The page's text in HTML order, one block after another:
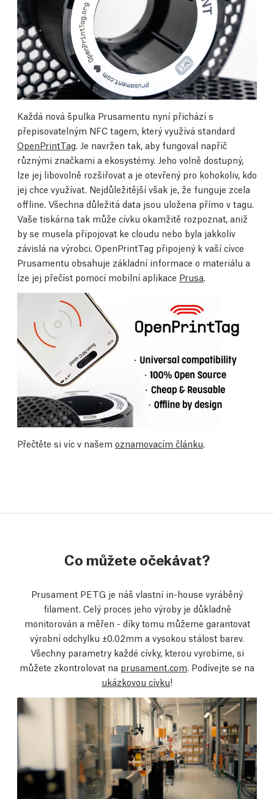
Každá nová špulka Prusamentu nyní přichází s
přepisovatelným NFC tagem, který využívá standard
OpenPrintTag . Je navržen tak, aby fungoval napříč
různými značkami a ekosystémy. Jeho volně dostupný,
lze jej libovolně rozšiřovat a je otevřený pro kohokoliv, kdo
jej chce využívat. Nejdůležitější však je, že funguje zcela
offline. Všechna důležitá data jsou uložena přímo v tagu.
Vaše tiskárna tak může cívku okamžitě rozpoznat, aniž
by se musela připojovat ke cloudu nebo byla jakkoliv
závislá na výrobci. OpenPrintTag připojený k vaší cívce
Prusamentu obsahuje základní informace o materiálu a
lze jej přečíst pomocí mobilní aplikace Prusa
Přečtěte si víc v našem oznamovacím článku
Co můžete očekávat?
Prusament PETG je náš vlastní in-house vyráběný
filament. Celý proces jeho výroby je důkladně
monitorován a měřen - díky tomu můžeme garantovat
výrobní odchylku ±0.02mm a vysokou stálost barev.
Všechny parametry každé cívky, kterou vyrobíme, si
můžete zkontrolovat na prusament.com . Podívejte se na
ukázkovou cívku!